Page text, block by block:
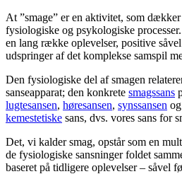
At ”smage” er en aktivitet, som
fysiologiske og psykologiske
en lang række oplevelser, positive
udspringer af det komplekse samspil
Den fysiologiske del af smagen
sanseapparat; den konkrete smagssans
lugtesansen, høresansen, synssansen og
kemestetiske sans, dvs. vores sans for
Det, vi kalder smag, opstår som en
de fysiologiske sansninger foldet
baseret på tidligere oplevelser – såvel